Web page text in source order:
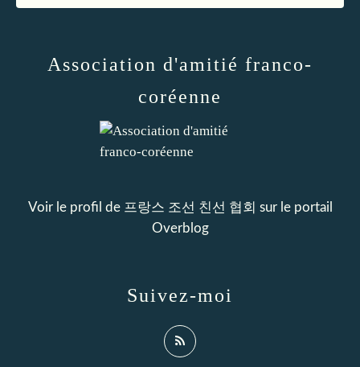
Association d'amitié franco-
coréenne
Voir le profil de 프랑스 조선 친선 협회 sur le portail
Overblog
Suivez-moi